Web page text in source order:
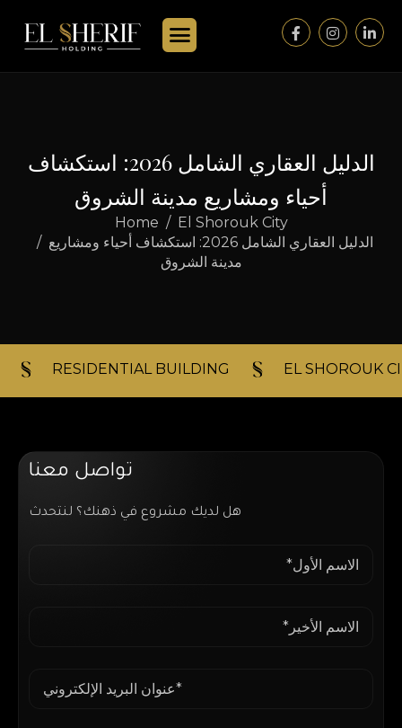
الدليل العقاري الشامل 2026: استكشاف
أحياء ومشاريع مدينة الشروق
Home
El Shorouk City
الدليل العقاري الشامل 2026: استكشاف أحياء ومشاريع
مدينة الشروق
RESIDENTIAL BUILDING​ EL SHOROUK
تواصل معنا
هل لديك مشروع في ذهنك؟ لنتحدث